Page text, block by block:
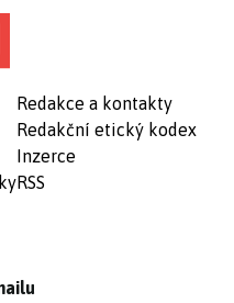
Redakce a kontakty
Redakční etický kodex
Inzerce
RSS